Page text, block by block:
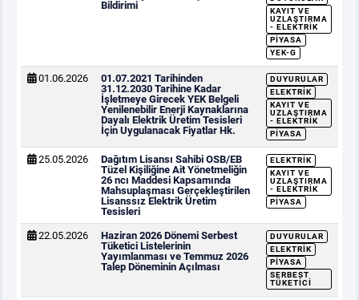
Bildirimi
KAYIT VE
UZLAŞTIRMA
- ELEKTRIK
PIYASA
YEK-G
01.06.2026
01.07.2021 Tarihinden
31.12.2030 Tarihine Kadar
İşletmeye Girecek YEK Belgeli
Yenilenebilir Enerji Kaynaklarına
Dayalı Elektrik Üretim Tesisleri
İçin Uygulanacak Fiyatlar Hk.
DUYURULAR
ELEKTRIK
KAYIT VE
UZLAŞTIRMA
- ELEKTRIK
PIYASA
25.05.2026
Dağıtım Lisansı Sahibi OSB/EB
Tüzel Kişiliğine Ait Yönetmeliğin
26 ncı Maddesi Kapsamında
Mahsuplaşması Gerçekleştirilen
Lisanssız Elektrik Üretim
Tesisleri
ELEKTRIK
KAYIT VE
UZLAŞTIRMA
- ELEKTRIK
PIYASA
22.05.2026
Haziran 2026 Dönemi Serbest
Tüketici Listelerinin
Yayımlanması ve Temmuz 2026
Talep Döneminin Açılması
DUYURULAR
ELEKTRIK
PIYASA
SERBEST
TÜKETICI